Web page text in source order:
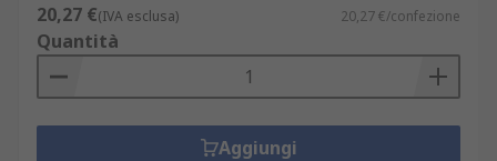
20,27 €(IVA esclusa) 20,27 €/confezione
Quantità
Aggiungi